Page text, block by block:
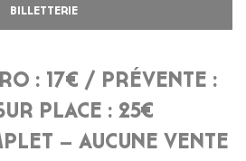
BILLETTERIE
: 17€ / PRÉVENTE :
PLACE : 25€
– AUCUNE VENTE